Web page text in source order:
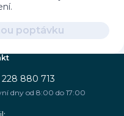
poptávku
880 713
dny od 8:00 do 17:00